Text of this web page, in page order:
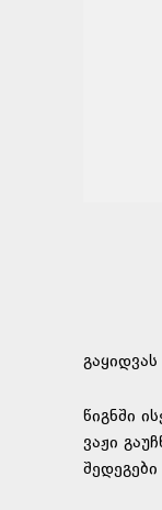
წიგნში
ვაჟი